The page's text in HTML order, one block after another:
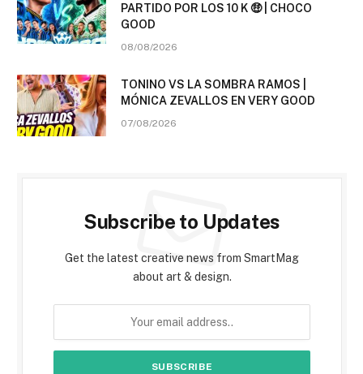
PARTIDO POR LOS 10 K 🤑 | CHOCO
GOOD
08/08/2026
TONINO VS LA SOMBRA RAMOS |
MÓNICA ZEVALLOS EN VERY GOOD
07/08/2026
Subscribe to Updates
Get the latest creative news from SmartMag
about art & design.